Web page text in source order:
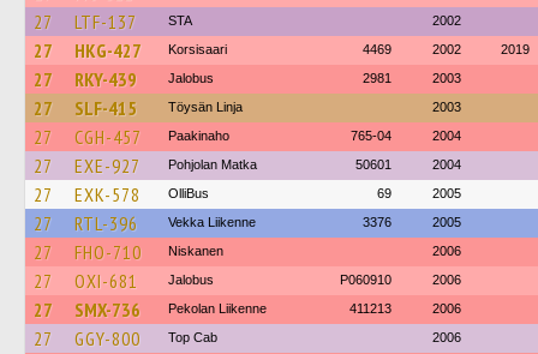
27 LTF-137 STA 2002
27 HKG-427 Korsisaari 4469 2002 2019
27 RKY-439 Jalobus 2981 2003
27 SLF-415 Töysän Linja 2003
27 CGH-457 Paakinaho 765-04 2004
27 EXE-927 Pohjolan Matka 50601 2004
27 EXK-578 OlliBus 69 2005
27 RTL-396 Vekka Liikenne 3376 2005
27 FHO-710 Niskanen 2006
27 OXI-681 Jalobus P060910 2006
27 SMX-736 Pekolan Liikenne 411213 2006
27 GGY-800 Top Cab 2006